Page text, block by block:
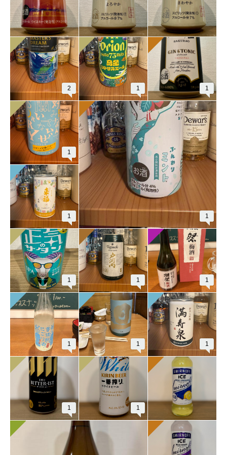
2 1 1
1
1
1
1 1 1
1 1 1
1 1